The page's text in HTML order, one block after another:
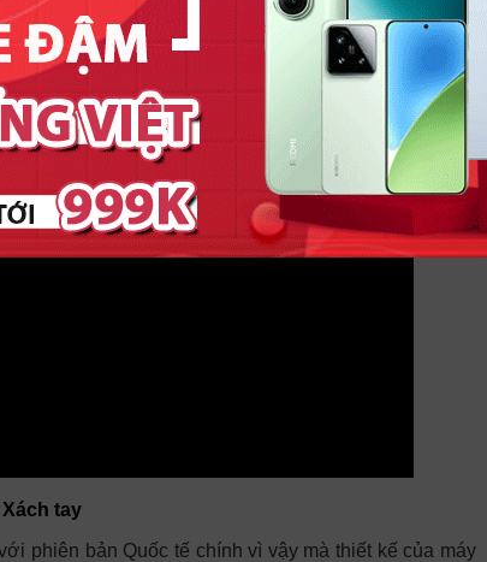
tay
phiên bản Quốc tế chính vì vậy mà thiết kế của máy